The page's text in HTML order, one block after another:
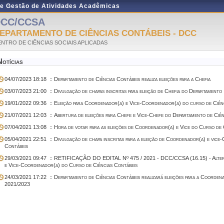
Gestão de Atividades Acadêmicas
CCSA
DE CIÊNCIAS CONTÁBEIS - DCC
DE CIÊNCIAS SOCIAIS APLICADAS
04/07/2023 18:18 :: Departamento de Ciências Contábeis realiza eleições para a Chefia
03/07/2023 21:00 :: Divulgação de chapas inscritas para eleição de Chefia do Departamento
19/01/2022 09:36 :: Eleição para Coordenador(a) e Vice-Coordenador(a) do curso de
21/07/2021 12:03 :: Abertura de eleições para Chefe e Vice-Chefe do Departamento de
07/04/2021 13:08 :: Hora de votar para as eleições de Coordenador(a) e Vice do Curso de
05/04/2021 22:51
:: Divulgação de chapa inscritas para a eleição de Coordenador(a) e
Contábeis
29/03/2021 09:47 :: RETIFICAÇÃO DO EDITAL Nº 475 / 2021 - DCC/CCSA (16.15) -
e Vice-Coordenador(a) do Curso de Ciências Contábeis
24/03/2021 17:22 :: Departamento de Ciências Contábeis realizará eleições para a
2021/2023